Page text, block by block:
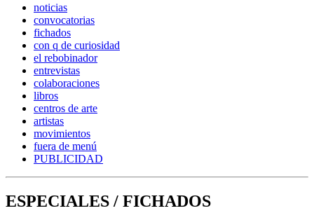
noticias
convocatorias
fichados
con q de curiosidad
el rebobinador
entrevistas
colaboraciones
libros
centros de arte
artistas
movimientos
fuera de menú
PUBLICIDAD
ESPECIALES / FICHADOS